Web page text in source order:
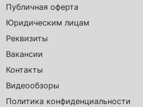
Публичная оферта
Юридическим лицам
Реквизиты
Вакансии
Контакты
Видеообзоры
Политика конфиденциальности